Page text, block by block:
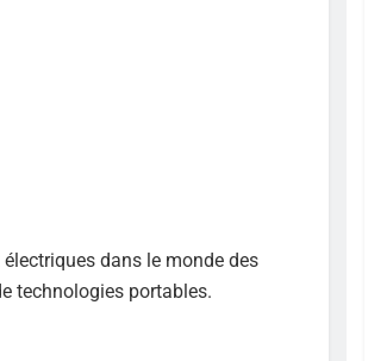
dans le monde des
technologies portables.